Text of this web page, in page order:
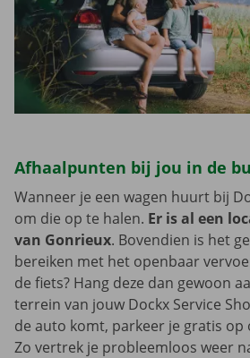
Afhaalpunten bij jou in de
Wanneer je een wagen huurt bij
om die op te halen. Er is al een
van Gonrieux. Bovendien is het
bereiken met het openbaar
de fiets? Hang deze dan gewoon
terrein van jouw Dockx Service
de auto komt, parkeer je gratis
Zo vertrek je probleemloos weer